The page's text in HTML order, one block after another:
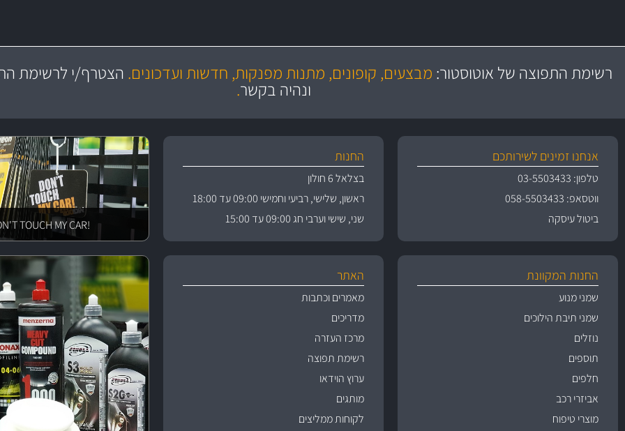
משלוח מהיר
באמצעות צ'יטה
משלוחים
במחיר
יותר מ- 500 מסנני שמן, אוויר, דלק וקבינה
מחלקת המסננים שלנו עשירה וכוללת מסננים מקוריים ומסננים של MANN ו- MAHLE
גרמניה
יותר מ- 400 מוצרי טיפוח לרכב
בקרו במחלקת מוצרי
מקצועיות
ושירות מצויין רשימת התפוצה של אוטוסטור: מבצעים, קופונים, מתנות מפנקות, חדשות ועדכונים. הצטרף/י לרשימת
ונהיה בקשר.
אנחנו זמינים לשירותכם
טלפון: 03-5503433
ווטסאפ: 058-5503433
ביטול עיסקה
החנות
בצלאל 6 חולון
ראשון, שלישי, רביעי וחמישי 09:00 עד 18:00
שני, שישי וערבי חג 09:00 עד 15:00
!DON'T TOUCH MY CAR
החנות המקוונת
שמני מנוע
שמני תיבת הילוכים
נוזלים
תוספים
חלפים
אביזרי רכב
מוצרי טיפוח
האתר
מאמרים וכתבות
מדריכים
מרכז העזרה
רשימת תפוצה
ערוץ הוידאו
מותגים
לקוחות ממליצים